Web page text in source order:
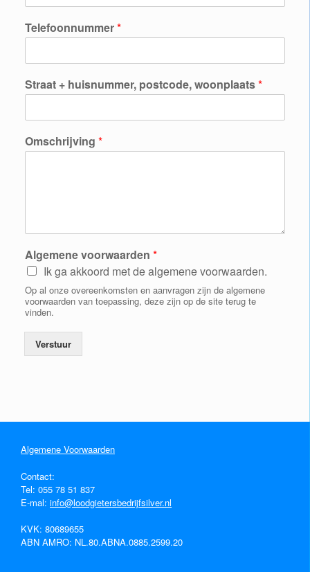
Telefoonnummer*
Straat + huisnummer, postcode, woonplaats*
Omschrijving *
Algemene voorwaarden *
Ik ga akkoord met de algemene voorwaarden.
Op al onze overeenkomsten en aanvragen zijn de algemene
voorwaarden van toepassing, deze zijn op de site terug te
vinden.
Verstuur
Algemene Voorwaarden
Contact:
Tel: 055 78 51 837
E-mal: info@loodgietersbedrijfsilver.nl
KVK: 80689655
ABN AMRO: NL.80.ABNA.0885.2599.20